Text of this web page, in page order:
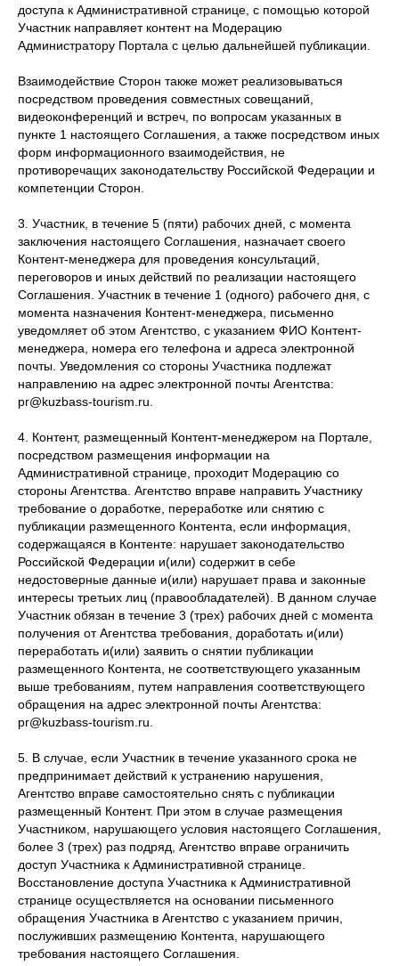
доступа к Административной странице, с помощью которой
Участник направляет контент на Модерацию
Администратору Портала с целью дальнейшей публикации.
Взаимодействие Сторон также может реализовываться
посредством проведения совместных совещаний,
видеоконференций и встреч, по вопросам указанных в
пункте 1 настоящего Соглашения, а также посредством иных
форм информационного взаимодействия, не
противоречащих законодательству Российской Федерации и
компетенции Сторон.
3. Участник, в течение 5 (пяти) рабочих дней, с момента
заключения настоящего Соглашения, назначает своего
Контент-менеджера для проведения консультаций,
переговоров и иных действий по реализации настоящего
Соглашения. Участник в течение 1 (одного) рабочего дня, с
момента назначения Контент-менеджера, письменно
уведомляет об этом Агентство, с указанием ФИО Контент-
менеджера, номера его телефона и адреса электронной
почты. Уведомления со стороны Участника подлежат
направлению на адрес электронной почты Агентства:
pr@kuzbass-tourism.ru.
4. Контент, размещенный Контент-менеджером на Портале,
посредством размещения информации на
Административной странице, проходит Модерацию со
стороны Агентства. Агентство вправе направить Участнику
требование о доработке, переработке или снятию с
публикации размещенного Контента, если информация,
содержащаяся в Контенте: нарушает законодательство
Российской Федерации и(или) содержит в себе
недостоверные данные и(или) нарушает права и законные
интересы третьих лиц (правообладателей). В данном случае
Участник обязан в течение 3 (трех) рабочих дней с момента
получения от Агентства требования, доработать и(или)
переработать и(или) заявить о снятии публикации
размещенного Контента, не соответствующего указанным
выше требованиям, путем направления соответствующего
обращения на адрес электронной почты Агентства:
pr@kuzbass-tourism.ru.
5. В случае, если Участник в течение указанного срока не
предпринимает действий к устранению нарушения,
Агентство вправе самостоятельно снять с публикации
размещенный Контент. При этом в случае размещения
Участником, нарушающего условия настоящего Соглашения,
более 3 (трех) раз подряд, Агентство вправе ограничить
доступ Участника к Административной странице.
Восстановление доступа Участника к Административной
странице осуществляется на основании письменного
обращения Участника в Агентство с указанием причин,
послуживших размещению Контента, нарушающего
требования настоящего Соглашения.